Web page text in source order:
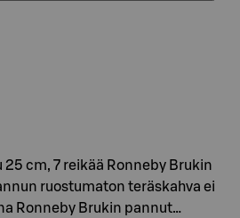
cm, 7 reikää Ronneby Brukin
ruostumaton teräskahva ei
Ronneby Brukin pannut…